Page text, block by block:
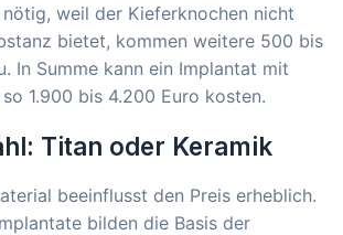
nötig, weil der Kieferknochen nicht
bietet, kommen weitere 500 bis
In Summe kann ein Implantat mit
1.900 bis 4.200 Euro kosten.
Titan oder Keramik
beeinflusst den Preis erheblich.
bilden die Basis der